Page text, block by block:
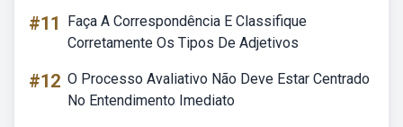
#11
Faça A Correspondência E Classifique
Corretamente Os Tipos De Adjetivos
#12 O Processo Avaliativo Não Deve Estar Centrado
No Entendimento Imediato